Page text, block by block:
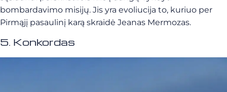
bombardavimo misijų. Jis yra evoliucija to, kuriuo per
Pirmąjį pasaulinį karą skraidė Jeanas Mermozas.
5. Konkordas